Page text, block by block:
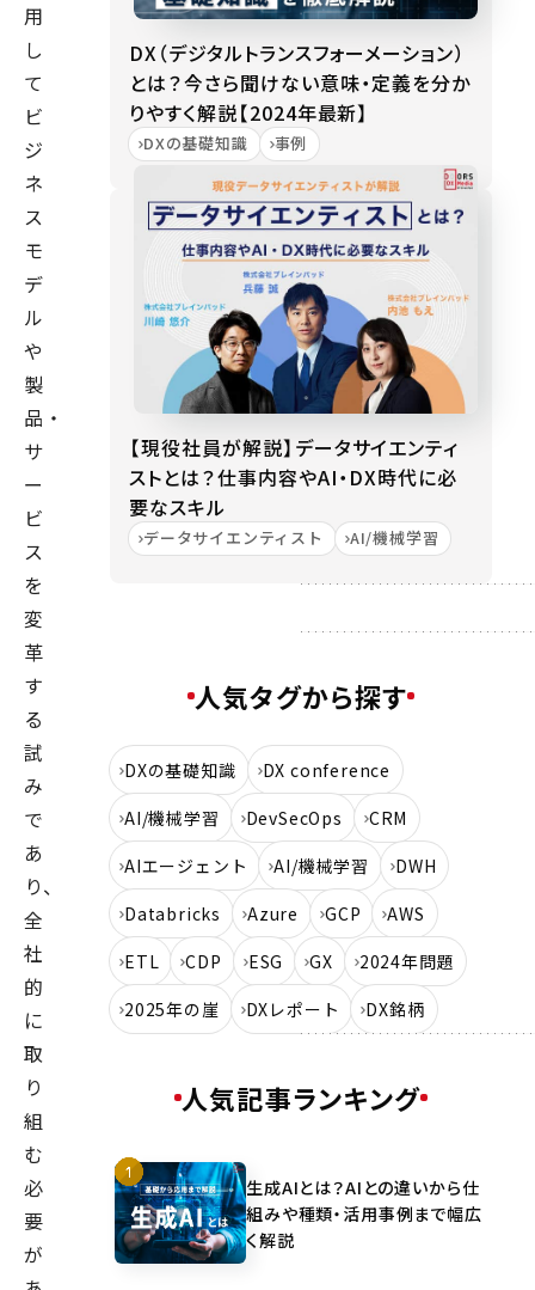
用
し
て
ビ
ジ
ネ
ス
モ
デ
ル
や
製
品・
サ
ー
ビ
ス
を
変
革
す
る
試
み
で
あ
り、
全
社
的
に
取
り
組
む
必
要
が
DX（デジタルトランスフォーメーション）
とは？今さら聞けない意味・定義を分か
りやすく解説【2024年最新】
DXの基礎知識 事例
【現役社員が解説】データサイエンティ
ストとは？仕事内容やAI・DX時代に必
要なスキル
データサイエンティスト AI/機械学習
人気タグから探す
DXの基礎知識
DX conference
AI/機械学習
DevSecOps
CRM
AIエージェント
AI/機械学習
DWH
Databricks
Azure GCP
AWS
ETL
CDP ESG GX
2024年問題
2025年の崖
DXレポート DX銘柄
人気記事ランキング
生成AIとは？AIとの違いから仕
組みや種類・活用事例まで幅広
く解説